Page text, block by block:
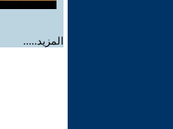
المزيد.....